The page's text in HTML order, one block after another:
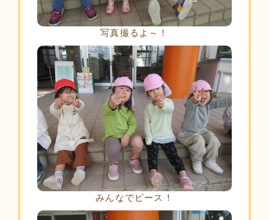
写真撮るよ～！
みんなでピース！